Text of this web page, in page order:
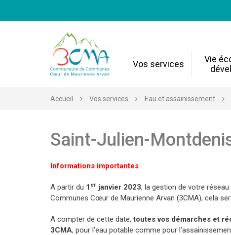
Vos services
Vie
Accueil Vos services Eau et assainissement
Saint-Julien-
Informations importantes
A partir du 1 er janvier 2023, la gestion de votre
Communes Cœur de Maurienne Arvan (3CMA), cela
A compter de cette date,toutes vos démarches et
3CMA, pour l’eau potable comme pour